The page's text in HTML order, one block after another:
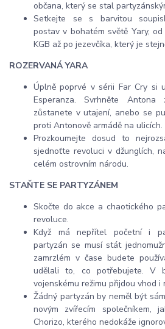
občana, který se stal
Setkejte se s barvitou
postav v bohatém světě Yary,
KGB až po jezevčíka, který je
ROZERVANÁ YARA
Úplně poprvé v sérii Far Cry si
Esperanza. Svrhněte
zůstanete v utajení, anebo se
proti Antonově armádě na ulicích.
Prozkoumejte dosud to
sjednoťte revoluci v džunglích,
celém ostrovním národu.
STAŇTE SE PARTYZÁNEM
Skočte do akce a chaotického
revoluce.
Když má nepřítel početní i
partyzán se musí stát
zamrzlém v čase budete
udělali to, co potřebujete. V
vojenskému režimu přijdou vhod i
Žádný partyzán by neměl být
novým zvířecím společníkem,
Chorizo, kterého nedokáže